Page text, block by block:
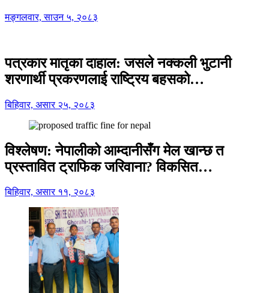
मङ्गलवार, साउन ५, २०८३
पत्रकार मातृका दाहाल: जसले नक्कली भुटानी
शरणार्थी प्रकरणलाई राष्ट्रिय बहसको…
बिहिवार, असार २५, २०८३
विश्लेषण: नेपालीको आम्दानीसँग मेल खान्छ त
प्रस्तावित ट्राफिक जरिवाना? विकसित…
बिहिवार, असार ११, २०८३